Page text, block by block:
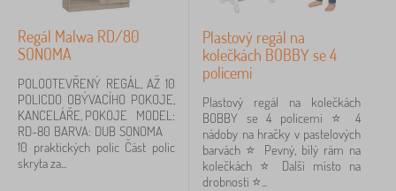
Regál Malwa RD/80
SONOMA
POLOOTEVŘENÝ REGÁL, AŽ 10
POLICDO OBÝVACÍHO POKOJE,
KANCELÁŘE, POKOJE MODEL:
RD-80 BARVA: DUB SONOMA
10 praktických polic Část polic
skryta za...
Plastový regál na
kolečkách BOBBY se 4
policemi
Plastový regál na kolečkách
BOBBY se 4 policemi ⭐️ 4
nádoby na hračky v pastelových
barvách ⭐️ Pevný, bílý rám na
kolečkách ⭐️ Další místo na
drobnosti ⭐️...